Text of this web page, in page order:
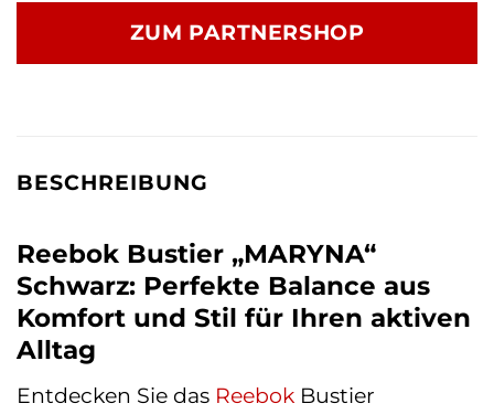
ZUM PARTNERSHOP
BESCHREIBUNG
Reebok Bustier „MARYNA“
Schwarz: Perfekte Balance aus
Komfort und Stil für Ihren aktiven
Alltag
Entdecken Sie das Reebok Bustier